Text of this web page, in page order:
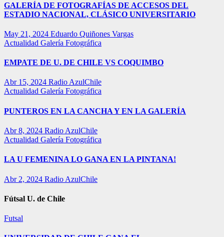
GALERÍA DE FOTOGRAFÍAS DE ACCESOS DEL
ESTADIO NACIONAL, CLÁSICO UNIVERSITARIO
May 21, 2024 Eduardo Quiñones Vargas
Actualidad Galería Fotográfica
EMPATE DE U. DE CHILE VS COQUIMBO
Abr 15, 2024 Radio AzulChile
Actualidad Galería Fotográfica
PUNTEROS EN LA CANCHA Y EN LA GALERÍA
Abr 8, 2024 Radio AzulChile
Actualidad Galería Fotográfica
LA U FEMENINA LO GANA EN LA PINTANA!
Abr 2, 2024 Radio AzulChile
Fútsal U. de Chile
Futsal